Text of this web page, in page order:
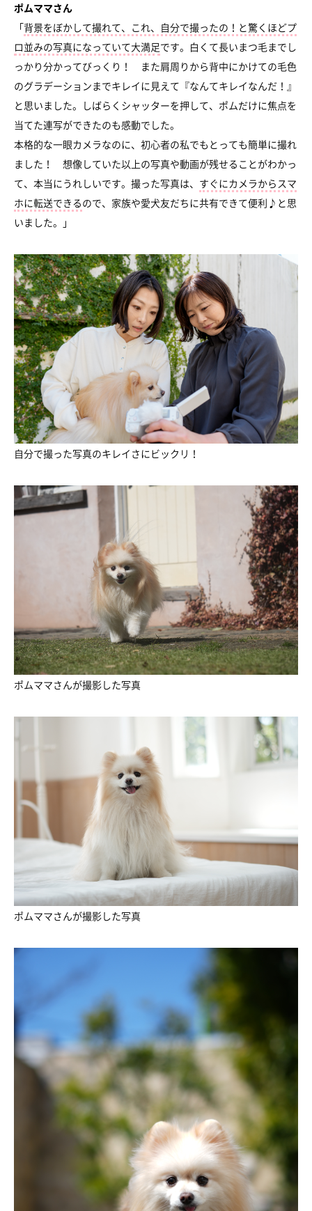
ポムママさん
「背景をぼかして撮れて、これ、自分で撮ったの！と驚くほどプ
ロ並みの写真になっていて大満足です。白くて長いまつ毛までし
っかり分かってびっくり！ また肩周りから背中にかけての毛色
のグラデーションまでキレイに見えて『なんてキレイなんだ！』
と思いました。しばらくシャッターを押して、ポムだけに焦点を
当てた連写ができたのも感動でした。
本格的な一眼カメラなのに、初心者の私でもとっても簡単に撮れ
ました！ 想像していた以上の写真や動画が残せることがわかっ
て、本当にうれしいです。撮った写真は、 すぐにカメラからスマ
ホに転送できるので、家族や愛犬友だちに共有できて便利♪と思
いました。」
自分で撮った写真のキレイさにビックリ！
ポムママさんが撮影した写真
ポムママさんが撮影した写真